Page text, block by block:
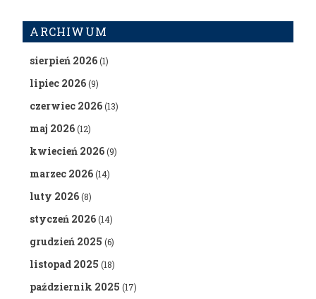
ARCHIWUM
sierpień 2026(1)
lipiec 2026(9)
czerwiec 2026(13)
maj 2026(12)
kwiecień 2026(9)
marzec 2026(14)
luty 2026(8)
styczeń 2026(14)
grudzień 2025 (6)
listopad 2025 (18)
październik 2025 (17)